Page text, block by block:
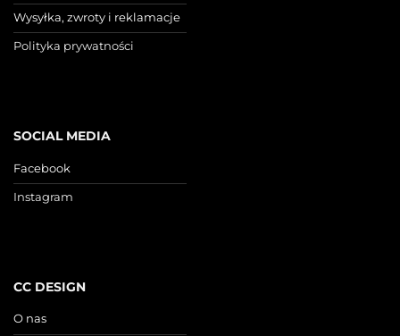
Wysyłka, zwroty i reklamacje
Polityka prywatności
SOCIAL MEDIA
Facebook
Instagram
CC DESIGN
O nas